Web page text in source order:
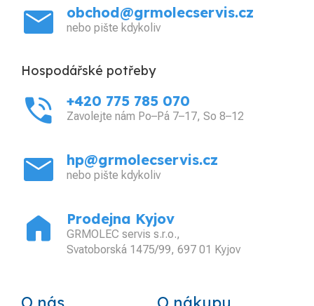
mail obchod@grmolecservis.cz
nebo pište kdykoliv
Hospodářské potřeby
phone_in_talk +420 775 785 070
Zavolejte nám Po–Pá 7–17, So 8–12
mail hp@grmolecservis.cz
nebo pište kdykoliv
home Prodejna Kyjov
GRMOLEC servis s.r.o.,
Svatoborská 1475/99, 697 01 Kyjov